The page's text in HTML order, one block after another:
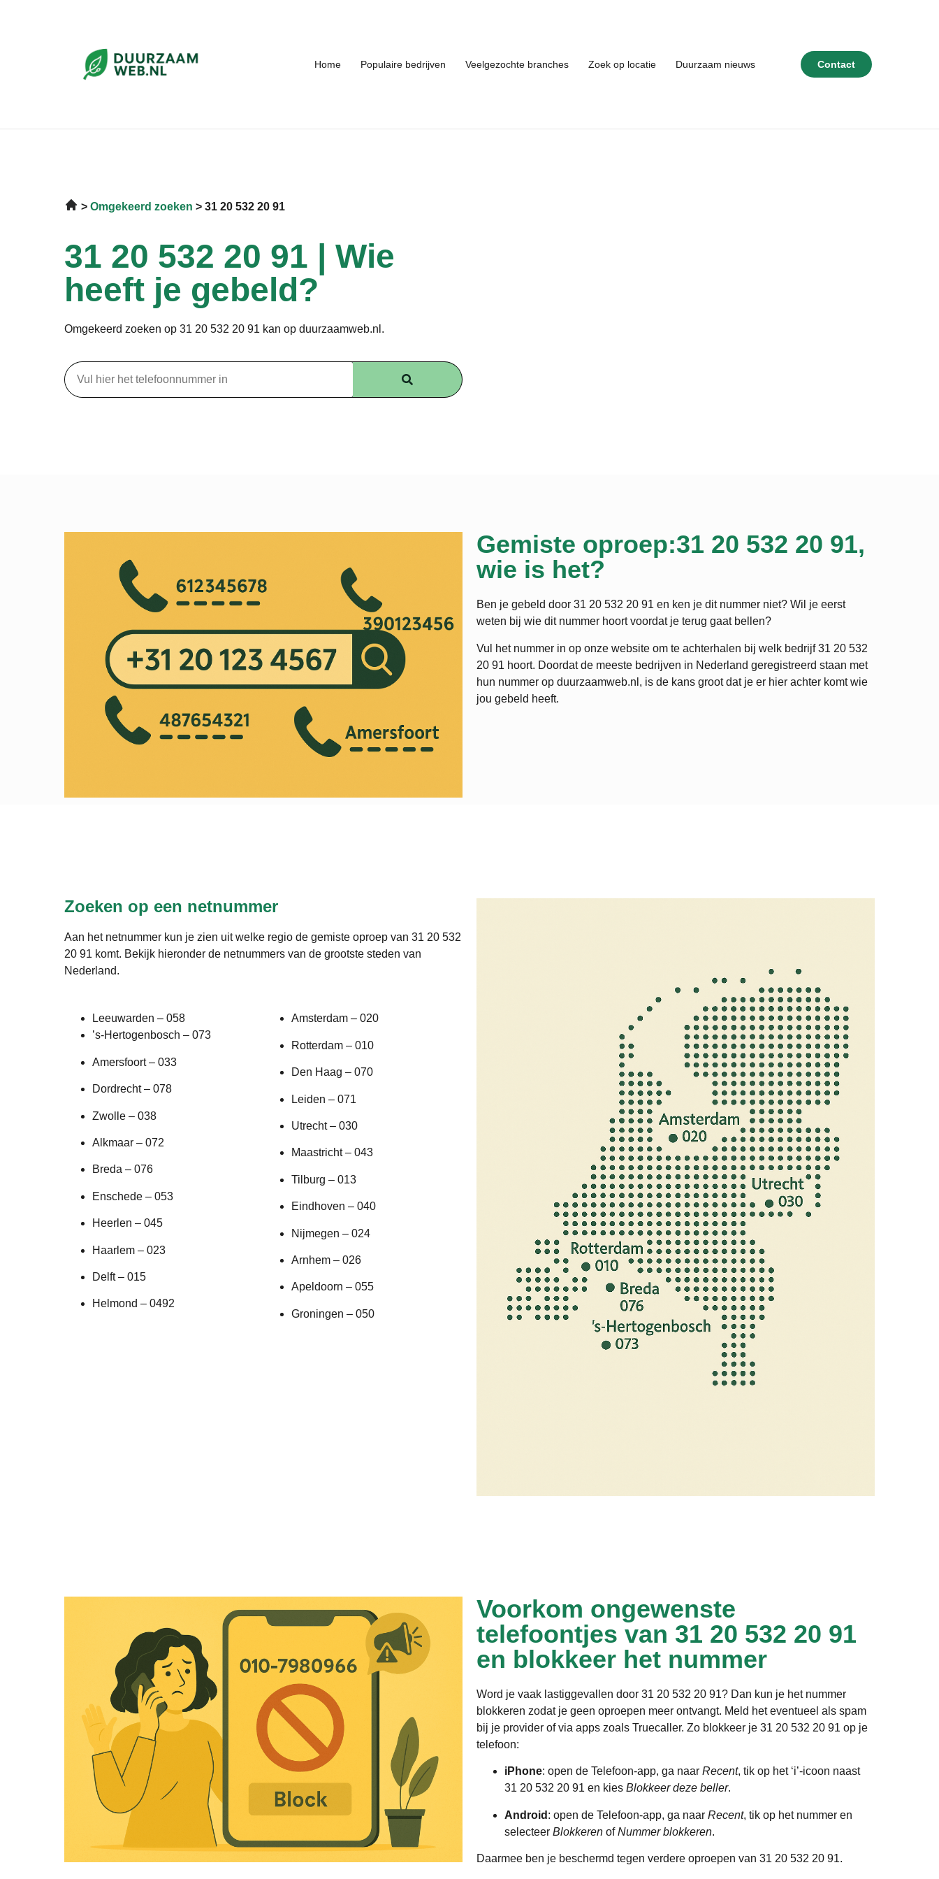
Home Populaire bedrijven Veelgezochte branches Zoek op locatie Duurzaam nieuws Contact
Omgekeerd zoeken 31 20 532 20 91
31 20 532 20 91 | Wie
heeft je gebeld?
Omgekeerd zoeken op 31 20 532 20 91 kan op duurzaamweb.nl.
Gemiste oproep:31 20 532 20 91,
wie is het?
Ben je gebeld door 31 20 532 20 91 en ken je dit nummer niet? Wil je eerst
weten bij wie dit nummer hoort voordat je terug gaat bellen?
Vul het nummer in op onze website om te achterhalen bij welk bedrijf31 20 532
20 91 hoort. Doordat de meeste bedrijven in Nederland geregistreerd staan met
hun nummer op duurzaamweb.nl, is de kans groot dat je er hier achter komt wie
jou gebeld heeft.
Zoeken op een netnummer
Aan het netnummer kun je zien uit welke regio de gemiste oproep van 31 20 532
20 91 komt. Bekijk hieronder de netnummers van de grootste steden van
Nederland.
Leeuwarden – 058
’s-Hertogenbosch – 073
Amersfoort – 033
Dordrecht – 078
Zwolle – 038
Alkmaar – 072
Breda – 076
Enschede – 053
Heerlen – 045
Haarlem – 023
Delft – 015
Helmond – 0492
Amsterdam – 020
Rotterdam – 010
Den Haag – 070
Leiden – 071
Utrecht – 030
Maastricht – 043
Tilburg – 013
Eindhoven – 040
Nijmegen – 024
Arnhem – 026
Apeldoorn – 055
Groningen – 050
Voorkom ongewenste
telefoontjes van 31 20 532 20 91
en blokkeer het nummer
Word je vaak lastiggevallen door 31 20 532 20 91? Dan kun je het nummer
blokkeren zodat je geen oproepen meer ontvangt. Meld het eventueel als spam
bij je provider of via apps zoals Truecaller. Zo blokkeer je 31 20 532 20 91 op je
telefoon:
iPhone: open de Telefoon-app, ga naar Recent, tik op het ‘i’-icoon naast
31 20 532 20 91 en kies Blokkeer deze beller.
Android : open de Telefoon-app, ga naar Recent, tik op het nummer en
selecteer Blokkeren ofNummer blokkeren.
Daarmee ben je beschermd tegen verdere oproepen van 31 20 532 20 91.